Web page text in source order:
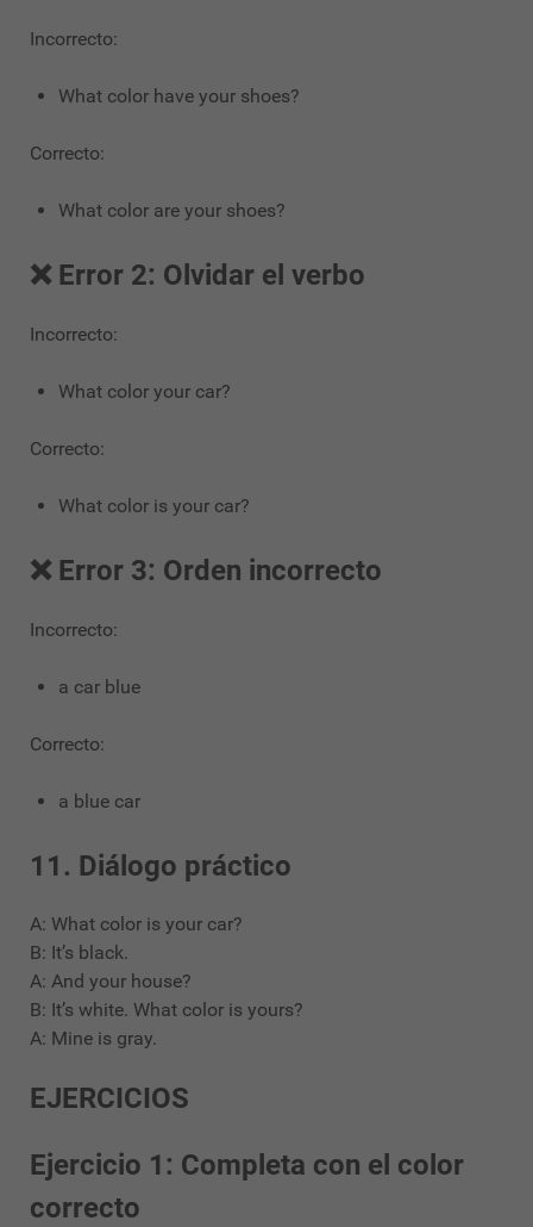
Incorrecto:
What color have your shoes?
Correcto:
What color are your shoes?
❌ Error 2: Olvidar el verbo
Incorrecto:
What color your car?
Correcto:
What color is your car?
❌ Error 3: Orden incorrecto
Incorrecto:
a car blue
Correcto:
a blue car
11. Diálogo práctico
A: What color is your car?
B: It’s black.
A: And your house?
B: It’s white. What color is yours?
A: Mine is gray.
EJERCICIOS
Ejercicio 1: Completa con el color
correcto